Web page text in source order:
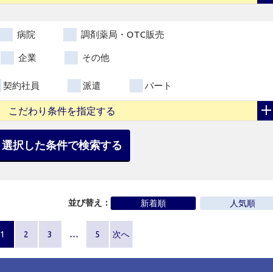
病院 調剤薬局・OTC販売
企業 その他
契約社員 派遣 パート
こだわり条件を指定する
選択した条件で検索する
並び替え： 新着順 人気順
1 2 3 … 5 次へ